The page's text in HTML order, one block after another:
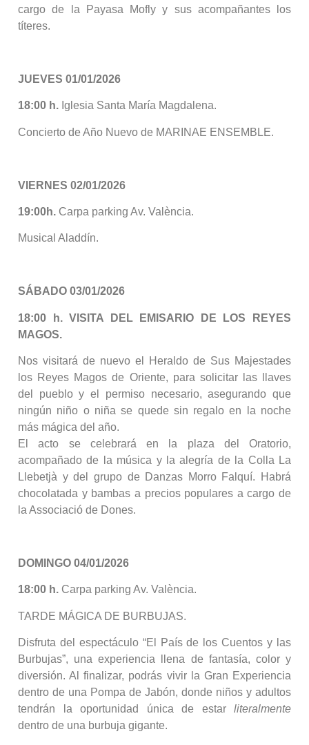
cargo de la Payasa Mofly y sus acompañantes los
títeres.
JUEVES 01/01/2026
18:00 h. Iglesia Santa María Magdalena.
Concierto de Año Nuevo de MARINAE ENSEMBLE.
VIERNES 02/01/2026
19:00h. Carpa parking Av. València.
Musical Aladdín.
SÁBADO 03/01/2026
18:00 h. VISITA DEL EMISARIO DE LOS REYES
MAGOS.
Nos visitará de nuevo el Heraldo de Sus Majestades
los Reyes Magos de Oriente, para solicitar las llaves
del pueblo y el permiso necesario, asegurando que
ningún niño o niña se quede sin regalo en la noche
más mágica del año.
El acto se celebrará en la plaza del Oratorio,
acompañado de la música y la alegría de la Colla La
Llebetjà y del grupo de Danzas Morro Falquí. Habrá
chocolatada y bambas a precios populares a cargo de
la Associació de Dones.
DOMINGO 04/01/2026
18:00 h. Carpa parking Av. València.
TARDE MÁGICA DE BURBUJAS.
Disfruta del espectáculo “El País de los Cuentos y las
Burbujas”, una experiencia llena de fantasía, color y
diversión. Al finalizar, podrás vivir la Gran Experiencia
dentro de una Pompa de Jabón, donde niños y adultos
tendrán la oportunidad única de estar literalmente
dentro de una burbuja gigante.